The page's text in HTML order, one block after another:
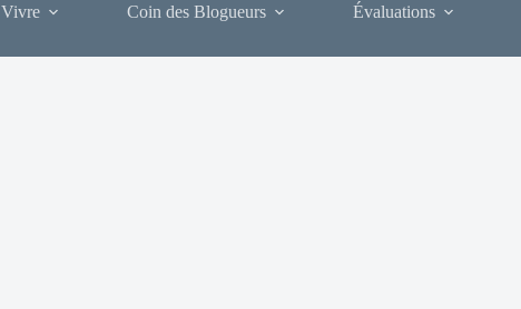
Coin des Blogueurs Évaluations